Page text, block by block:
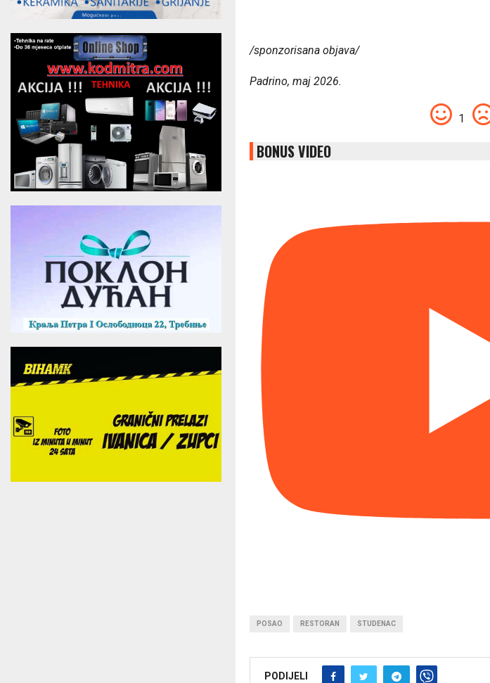
/sponzorisana objava/
Padrino, maj 2026.
1
BONUS VIDEO
POSAO RESTORAN STUDENAC
PODIJELI